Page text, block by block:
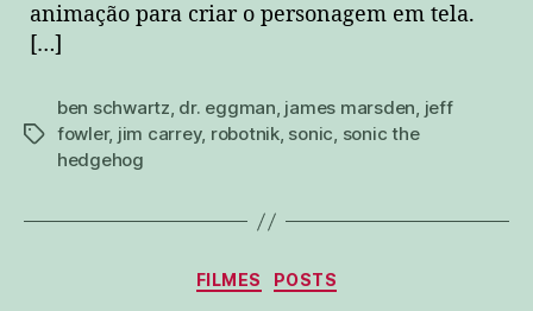
animação para criar o personagem em tela.
[…]
tags
ben schwartz, dr. eggman, james marsden, jeff
fowler, jim carrey, robotnik, sonic, sonic the
hedgehog
Categorias
FILMES POSTS